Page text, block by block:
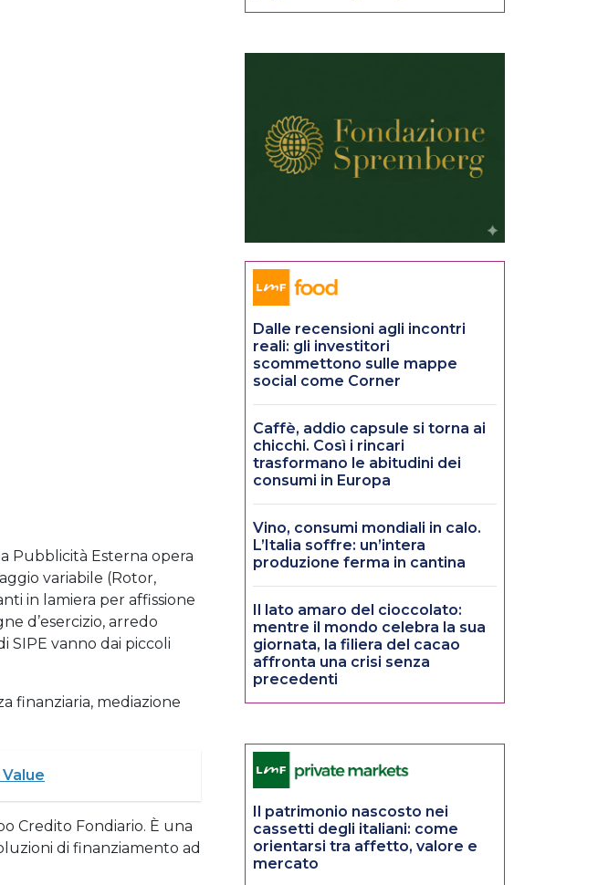
Pubblicità Esterna opera
variabile (Rotor,
in lamiera per affissione
d’esercizio, arredo
vanno dai piccoli
finanziaria, mediazione
Credito Fondiario. È una
di finanziamento ad
Dalle recensioni agli incontri
reali: gli investitori
scommettono sulle mappe
social come Corner
Caffè, addio capsule si torna ai
chicchi. Così i rincari
trasformano le abitudini dei
consumi in Europa
Vino, consumi mondiali in calo.
L’Italia soffre: un’intera
produzione ferma in cantina
Il lato amaro del cioccolato:
mentre il mondo celebra la sua
giornata, la filiera del cacao
affronta una crisi senza
precedenti
Il patrimonio nascosto nei
cassetti degli italiani: come
orientarsi tra affetto, valore e
mercato